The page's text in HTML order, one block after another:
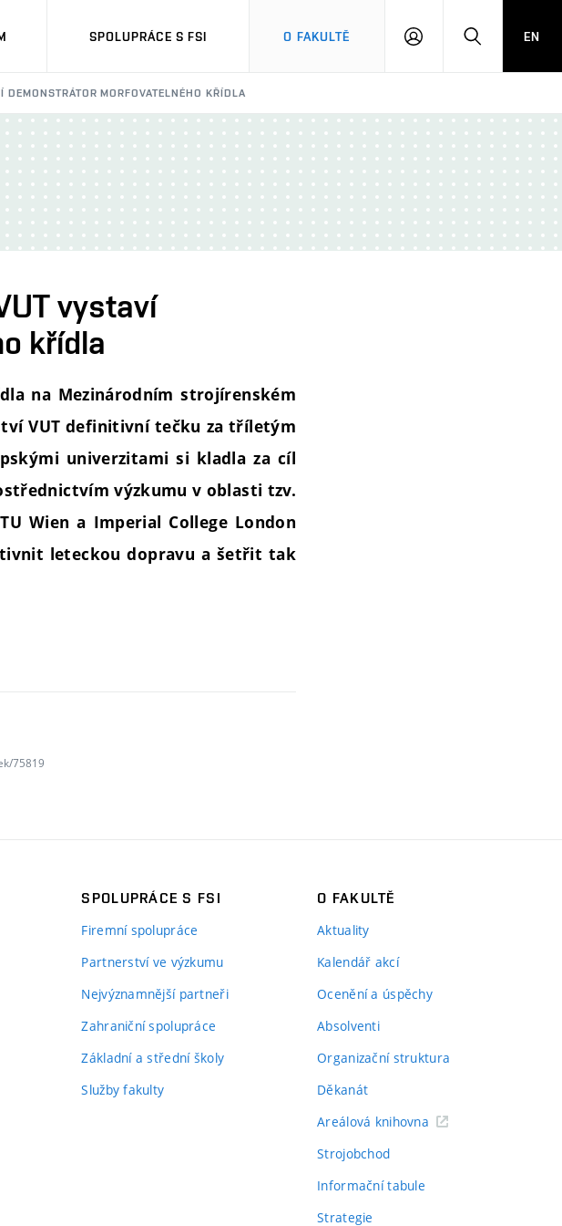
SPOLUPRÁCE S FSI O FAKULTĚ
PŘIHLÁŠENÍHLEDAT
EN
MORFOVATELNÉHO KŘÍDLA
vystaví
křídla
na Mezinárodním strojírenském
VUT definitivní tečku za tříletým
univerzitami si kladla za cíl
výzkumu v oblasti tzv.
Wien a Imperial College London
leteckou dopravu a šetřit tak
75819
SPOLUPRÁCE S FSI
Firemní spolupráce
Partnerství ve výzkumu
Nejvýznamnější partneři
Zahraniční spolupráce
Základní a střední školy
Služby fakulty
O FAKULTĚ
Aktuality
Kalendář akcí
Ocenění a úspěchy
Absolventi
Organizační struktura
Děkanát
Areálová knihovna
Strojobchod
Informační tabule
Strategie